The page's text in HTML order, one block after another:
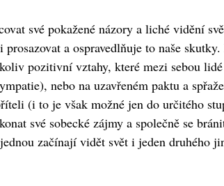
své pokažené názory a liché vidění
a ospravedlňuje to naše
pozitivní vztahy, které mezi sebou
nebo na uzavřeném paktu a
(i to je však možné jen do určitého
své sobecké zájmy a společně se
začínají vidět svět i jeden